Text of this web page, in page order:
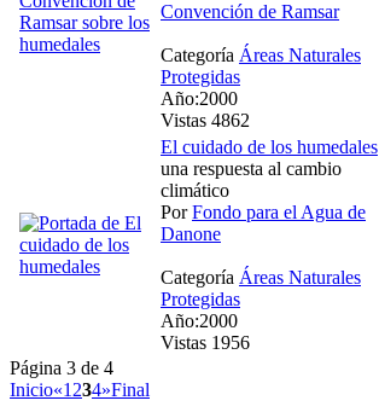
Convención de Ramsar
Categoría Áreas Naturales
Protegidas
Año:2000
Vistas 4862
El cuidado de los humedales
una respuesta al cambio
climático
PorFondo para el Agua de
Danone
Categoría Áreas Naturales
Protegidas
Año:2000
Vistas 1956
Página 3 de 4
Inicio«1 234»Final